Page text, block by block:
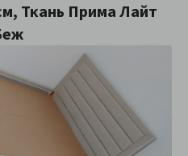
Ткань Прима Лайт